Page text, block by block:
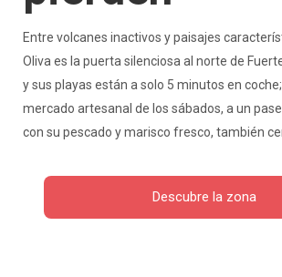
Entre volcanes inactivos y paisajes
Oliva es la puerta silenciosa al norte de
y sus playas están a solo 5 minutos en
mercado artesanal de los sábados, a un
con su pescado y marisco fresco, también
Descubre la zona